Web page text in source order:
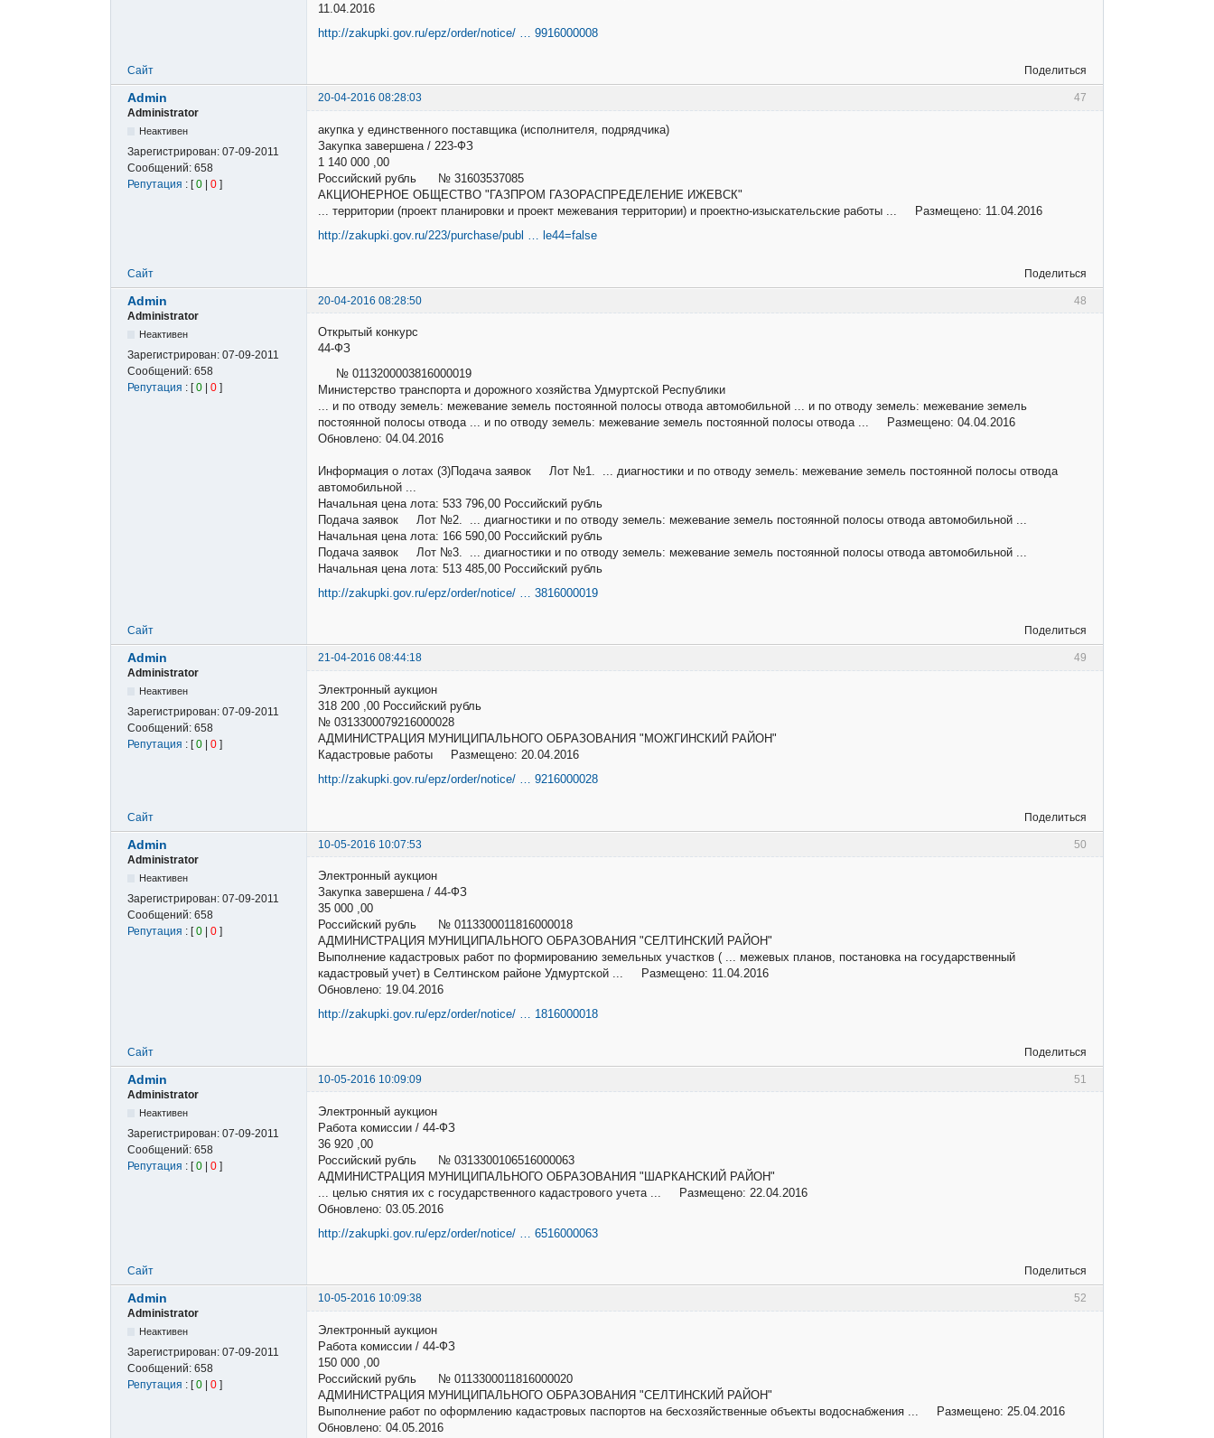
11.04.2016
http://zakupki.gov.ru/epz/order/notice/ … 9916000008
Сайт Поделиться
47
Admin
20-04-2016 08:28:03
Administrator
Неактивен
Зарегистрирован: 07-09-2011
Сообщений: 658
Репутация : [0 0 ]
акупка у единственного поставщика (исполнителя, подрядчика)
Закупка завершена / 223-ФЗ
1 140 000 ,00
Российский рубль № 31603537085
АКЦИОНЕРНОЕ ОБЩЕСТВО "ГАЗПРОМ ГАЗОРАСПРЕДЕЛЕНИЕ ИЖЕВСК"
... территории (проект планировки и проект межевания территории) и проектно-изыскательские работы ... Размещено: 11.04.2016
http://zakupki.gov.ru/223/purchase/publ … le44=false
Сайт Поделиться
48
Admin
20-04-2016 08:28:50
Administrator
Неактивен
Зарегистрирован: 07-09-2011
Сообщений: 658
Репутация : [0 | 0 ]
Открытый конкурс
44-ФЗ
№ 0113200003816000019
Министерство транспорта и дорожного хозяйства Удмуртской Республики
... и по отводу земель: межевание земель постоянной полосы отвода автомобильной ... и по отводу земель: межевание земель
постоянной полосы отвода ... и по отводу земель: межевание земель постоянной полосы отвода ... Размещено: 04.04.2016
Обновлено: 04.04.2016
Информация о лотах (3)Подача заявок Лот №1. ... диагностики и по отводу земель: межевание земель постоянной полосы отвода
автомобильной ...
Начальная цена лота: 533 796,00 Российский рубль
Подача заявок Лот №2. ... диагностики и по отводу земель: межевание земель постоянной полосы отвода автомобильной ...
Начальная цена лота: 166 590,00 Российский рубль
Подача заявок Лот №3. ... диагностики и по отводу земель: межевание земель постоянной полосы отвода автомобильной ...
Начальная цена лота: 513 485,00 Российский рубль
http://zakupki.gov.ru/epz/order/notice/ … 3816000019
Сайт Поделиться
49
Admin
21-04-2016 08:44:18
Administrator
Неактивен
Зарегистрирован: 07-09-2011
Сообщений: 658
Репутация : [0 0 ]
Электронный аукцион
318 200 ,00 Российский рубль
№ 0313300079216000028
АДМИНИСТРАЦИЯ МУНИЦИПАЛЬНОГО ОБРАЗОВАНИЯ "МОЖГИНСКИЙ РАЙОН"
Кадастровые работы Размещено: 20.04.2016
http://zakupki.gov.ru/epz/order/notice/ … 9216000028
Сайт Поделиться
50
Admin
10-05-2016 10:07:53
Administrator
Неактивен
Зарегистрирован: 07-09-2011
Сообщений: 658
Репутация : [0 | 0 ]
Электронный аукцион
Закупка завершена / 44-ФЗ
35 000 ,00
Российский рубль № 0113300011816000018
АДМИНИСТРАЦИЯ МУНИЦИПАЛЬНОГО ОБРАЗОВАНИЯ "СЕЛТИНСКИЙ РАЙОН"
Выполнение кадастровых работ по формированию земельных участков ( ... межевых планов, постановка на государственный
кадастровый учет) в Селтинском районе Удмуртской ... Размещено: 11.04.2016
Обновлено: 19.04.2016
http://zakupki.gov.ru/epz/order/notice/ … 1816000018
Сайт Поделиться
51
Admin
10-05-2016 10:09:09
Administrator
Неактивен
Зарегистрирован: 07-09-2011
Сообщений: 658
Репутация : [0 0 ]
Электронный аукцион
Работа комиссии / 44-ФЗ
36 920 ,00
Российский рубль № 0313300106516000063
АДМИНИСТРАЦИЯ МУНИЦИПАЛЬНОГО ОБРАЗОВАНИЯ "ШАРКАНСКИЙ РАЙОН"
... целью снятия их с государственного кадастрового учета ... Размещено: 22.04.2016
Обновлено: 03.05.2016
http://zakupki.gov.ru/epz/order/notice/ … 6516000063
Сайт Поделиться
52
Admin
10-05-2016 10:09:38
Administrator
Неактивен
Зарегистрирован: 07-09-2011
Сообщений: 658
Репутация : [0 0 ]
Электронный аукцион
Работа комиссии / 44-ФЗ
150 000 ,00
Российский рубль № 0113300011816000020
АДМИНИСТРАЦИЯ МУНИЦИПАЛЬНОГО ОБРАЗОВАНИЯ "СЕЛТИНСКИЙ РАЙОН"
Выполнение работ по оформлению кадастровых паспортов на бесхозяйственные объекты водоснабжения ... Размещено: 25.04.2016
Обновлено: 04.05.2016